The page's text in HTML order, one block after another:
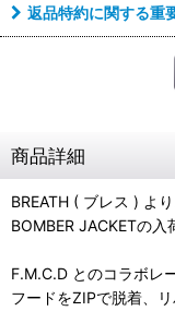
返品特約に関する重
商品詳細
BREATH ( ブレス ) よ
BOMBER JACKETの入
F.M.C.D とのコラボレ
フードをZIPで脱着、